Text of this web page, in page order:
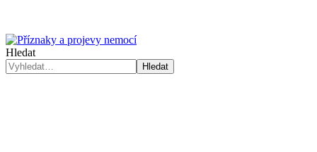
Hledat
Hledat